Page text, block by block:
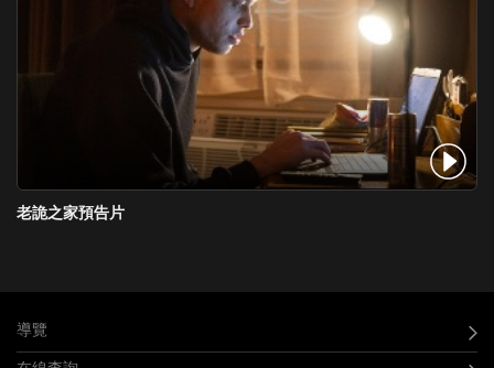
老詭之家預告片
導覽